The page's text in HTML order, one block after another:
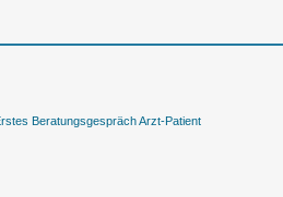
Beratungsgespräch Arzt-Patient